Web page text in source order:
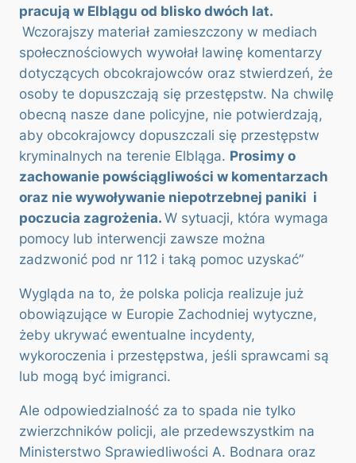
pracują w Elblągu od blisko dwóch lat.
Wczorajszy materiał zamieszczony w mediach
społecznościowych wywołał lawinę komentarzy
dotyczących obcokrajowców oraz stwierdzeń, że
osoby te dopuszczają się przestępstw. Na chwilę
obecną nasze dane policyjne, nie potwierdzają,
aby obcokrajowcy dopuszczali się przestępstw
kryminalnych na terenie Elbląga. Prosimy o
zachowanie powściągliwości w komentarzach
oraz nie wywoływanie niepotrzebnej paniki i
poczucia zagrożenia. W sytuacji, która wymaga
pomocy lub interwencji zawsze można
zadzwonić pod nr 112 i taką pomoc uzyskać”
Wygląda na to, że polska policja realizuje już
obowiązujące w Europie Zachodniej wytyczne,
żeby ukrywać ewentualne incydenty,
wykoroczenia i przestępstwa, jeśli sprawcami są
lub mogą być imigranci.
Ale odpowiedzialność za to spada nie tylko
zwierzchników policji, ale przedewszystkim na
Ministerstwo Sprawiedliwości A. Bodnara oraz